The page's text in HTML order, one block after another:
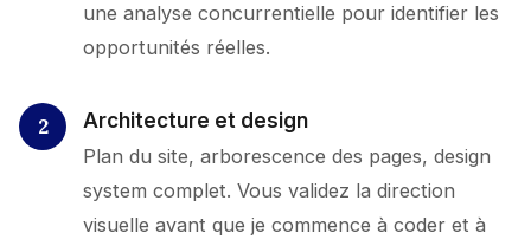
une analyse concurrentielle pour identifier les
opportunités réelles.
Architecture et design
Plan du site, arborescence des pages, design
system complet. Vous validez la direction
visuelle avant que je commence à coder et à